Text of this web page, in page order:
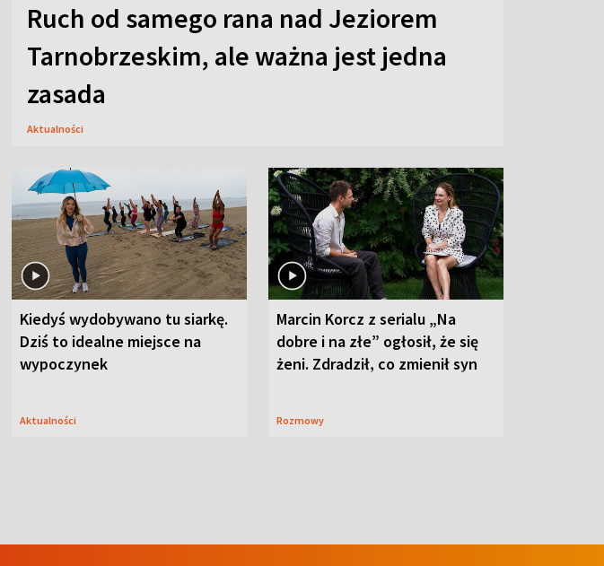
Ruch od samego rana nad Jeziorem
Tarnobrzeskim, ale ważna jest jedna
zasada
Aktualności
Kiedyś wydobywano tu siarkę.
Dziś to idealne miejsce na
wypoczynek
Aktualności
Marcin Korcz z serialu „Na
dobre i na złe” ogłosił, że się
żeni. Zdradził, co zmienił syn
Rozmowy